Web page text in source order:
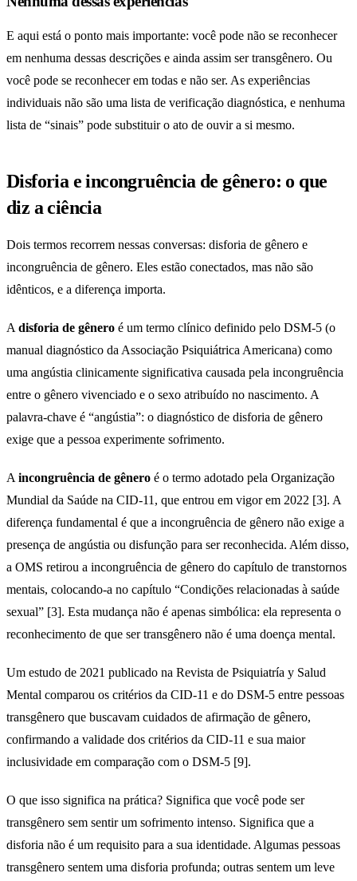
E aqui está o ponto mais importante: você pode não se reconhecer
em nenhuma dessas descrições e ainda assim ser transgênero. Ou
você pode se reconhecer em todas e não ser. As experiências
individuais não são uma lista de verificação diagnóstica, e nenhuma
lista de “sinais” pode substituir o ato de ouvir a si mesmo.
Disforia e incongruência de gênero: o que
diz a ciência
Dois termos recorrem nessas conversas: disforia de gênero e
incongruência de gênero. Eles estão conectados, mas não são
idênticos, e a diferença importa.
A disforia de gênero é um termo clínico definido pelo DSM-5 (o
manual diagnóstico da Associação Psiquiátrica Americana) como
uma angústia clinicamente significativa causada pela incongruência
entre o gênero vivenciado e o sexo atribuído no nascimento. A
palavra-chave é “angústia”: o diagnóstico de disforia de gênero
exige que a pessoa experimente sofrimento.
A incongruência de gênero é o termo adotado pela Organização
Mundial da Saúde na CID-11, que entrou em vigor em 2022 [3]. A
diferença fundamental é que a incongruência de gênero não exige a
presença de angústia ou disfunção para ser reconhecida. Além disso,
a OMS retirou a incongruência de gênero do capítulo de transtornos
mentais, colocando-a no capítulo “Condições relacionadas à saúde
sexual” [3]. Esta mudança não é apenas simbólica: ela representa o
reconhecimento de que ser transgênero não é uma doença mental.
Um estudo de 2021 publicado na Revista de Psiquiatría y Salud
Mental comparou os critérios da CID-11 e do DSM-5 entre pessoas
transgênero que buscavam cuidados de afirmação de gênero,
confirmando a validade dos critérios da CID-11 e sua maior
inclusividade em comparação com o DSM-5 [9].
O que isso significa na prática? Significa que você pode ser
transgênero sem sentir um sofrimento intenso. Significa que a
disforia não é um requisito para a sua identidade. Algumas pessoas
transgênero sentem uma disforia profunda; outras sentem um leve